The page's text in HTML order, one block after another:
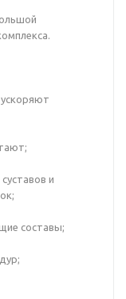
и
составы;